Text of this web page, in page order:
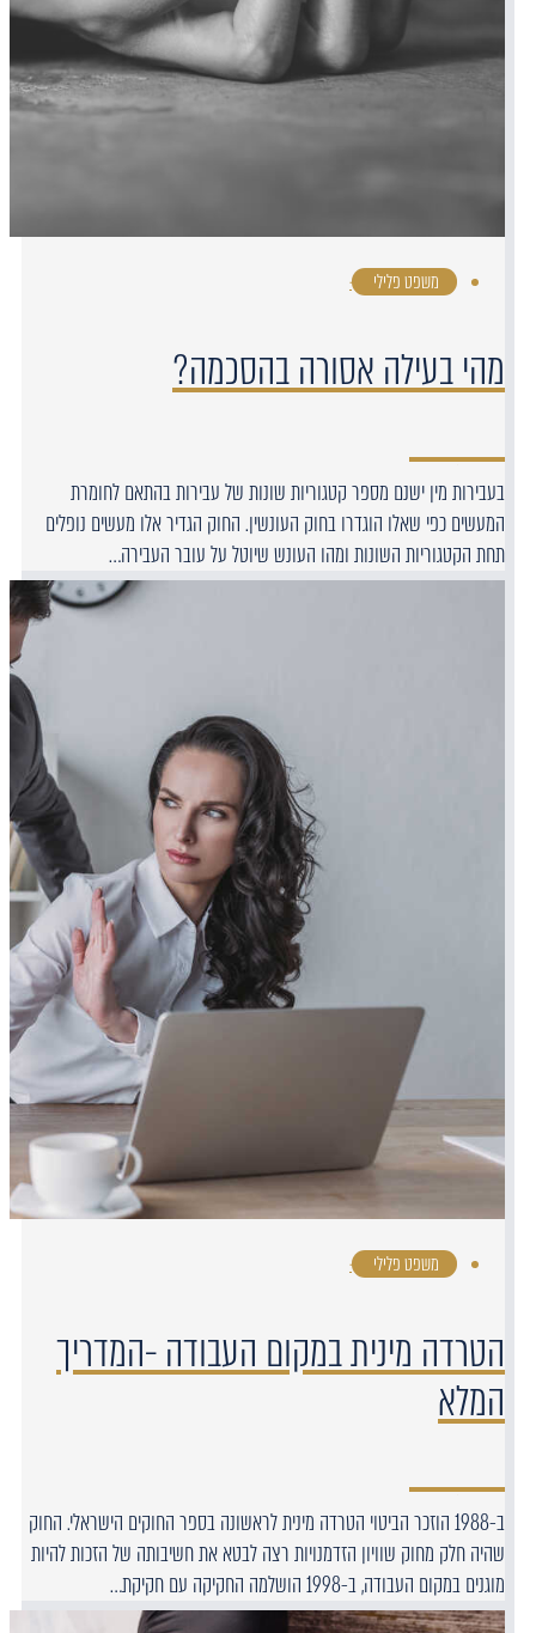
משפט פלילי ·
מהי בעילה אסורה בהסכמה?
בעבירות מין ישנם מספר קטגוריות שונות של עבירות בהתאם לחומרת
המעשים כפי שאלו הוגדרו בחוק העונשין. החוק הגדיר אלו מעשים נופלים
תחת הקטגוריות השונות ומהו העונש שיוטל על עובר העבירה…
משפט פלילי ·
הטרדה מינית במקום העבודה -המדריך
המלא
ב-1988 הוזכר הביטוי הטרדה מינית לראשונה בספר החוקים הישראלי. החוק
שהיה חלק מחוק שוויון הזדמנויות רצה לבטא את חשיבותה של הזכות להיות
מוגנים במקום העבודה, ב-1998 הושלמה החקיקה עם חקיקת…